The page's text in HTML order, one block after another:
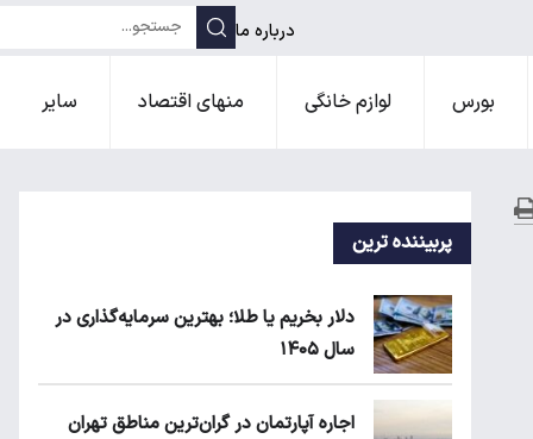
درباره ما
بورس لوازم خانگی منهای اقتصاد سایر
پربیننده ترین
دلار بخریم یا طلا؛ بهترین سرمایه‌گذاری در
سال ۱۴۰۵
اجاره آپارتمان در گران‌ترین مناطق تهران